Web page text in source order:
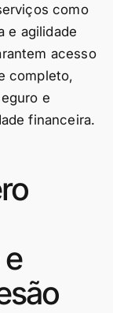
como
e agilidade
acesso
completo,
e
financeira.